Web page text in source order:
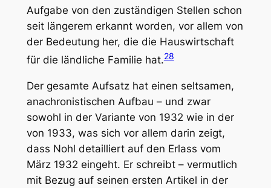
Aufgabe von den zuständigen Stellen schon
seit längerem erkannt worden, vor allem von
der Bedeutung her, die die Hauswirtschaft
für die ländliche Familie hat.28
Der gesamte Aufsatz hat einen seltsamen,
anachronistischen Aufbau – und zwar
sowohl in der Variante von 1932 wie in der
von 1933, was sich vor allem darin zeigt,
dass Nohl detailliert auf den Erlass vom
März 1932 eingeht. Er schreibt – vermutlich
mit Bezug auf seinen ersten Artikel in der